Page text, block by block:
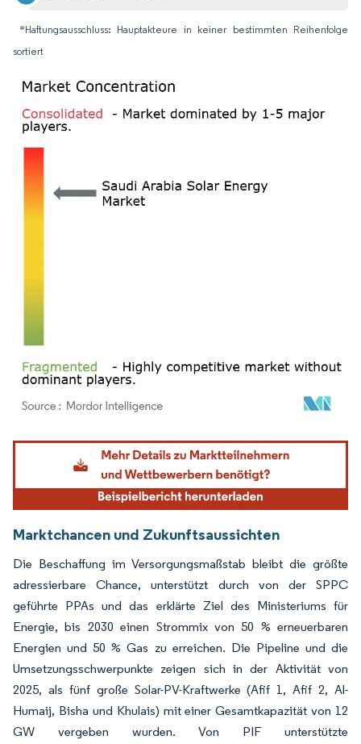
*Haftungsausschluss: Hauptakteure in keiner bestimmten Reihenfolge
sortiert
Bild © Mordor Intelligence. Wiederverwendung erfordert Namensnennung gemäß
Marktchancen und Zukunftsaussichten
Die Beschaffung im Versorgungsmaßstab bleibt die größte
adressierbare Chance, unterstützt durch von der SPPC
geführte PPAs und das erklärte Ziel des Ministeriums für
Energie, bis 2030 einen Strommix von 50 % erneuerbaren
Energien und 50 % Gas zu erreichen. Die Pipeline und die
Umsetzungsschwerpunkte zeigen sich in der Aktivität von
2025, als fünf große Solar-PV-Kraftwerke (Afif 1, Afif 2, Al-
Humaij, Bisha und Khulais) mit einer Gesamtkapazität von 12
GW vergeben wurden. Von PIF unterstützte